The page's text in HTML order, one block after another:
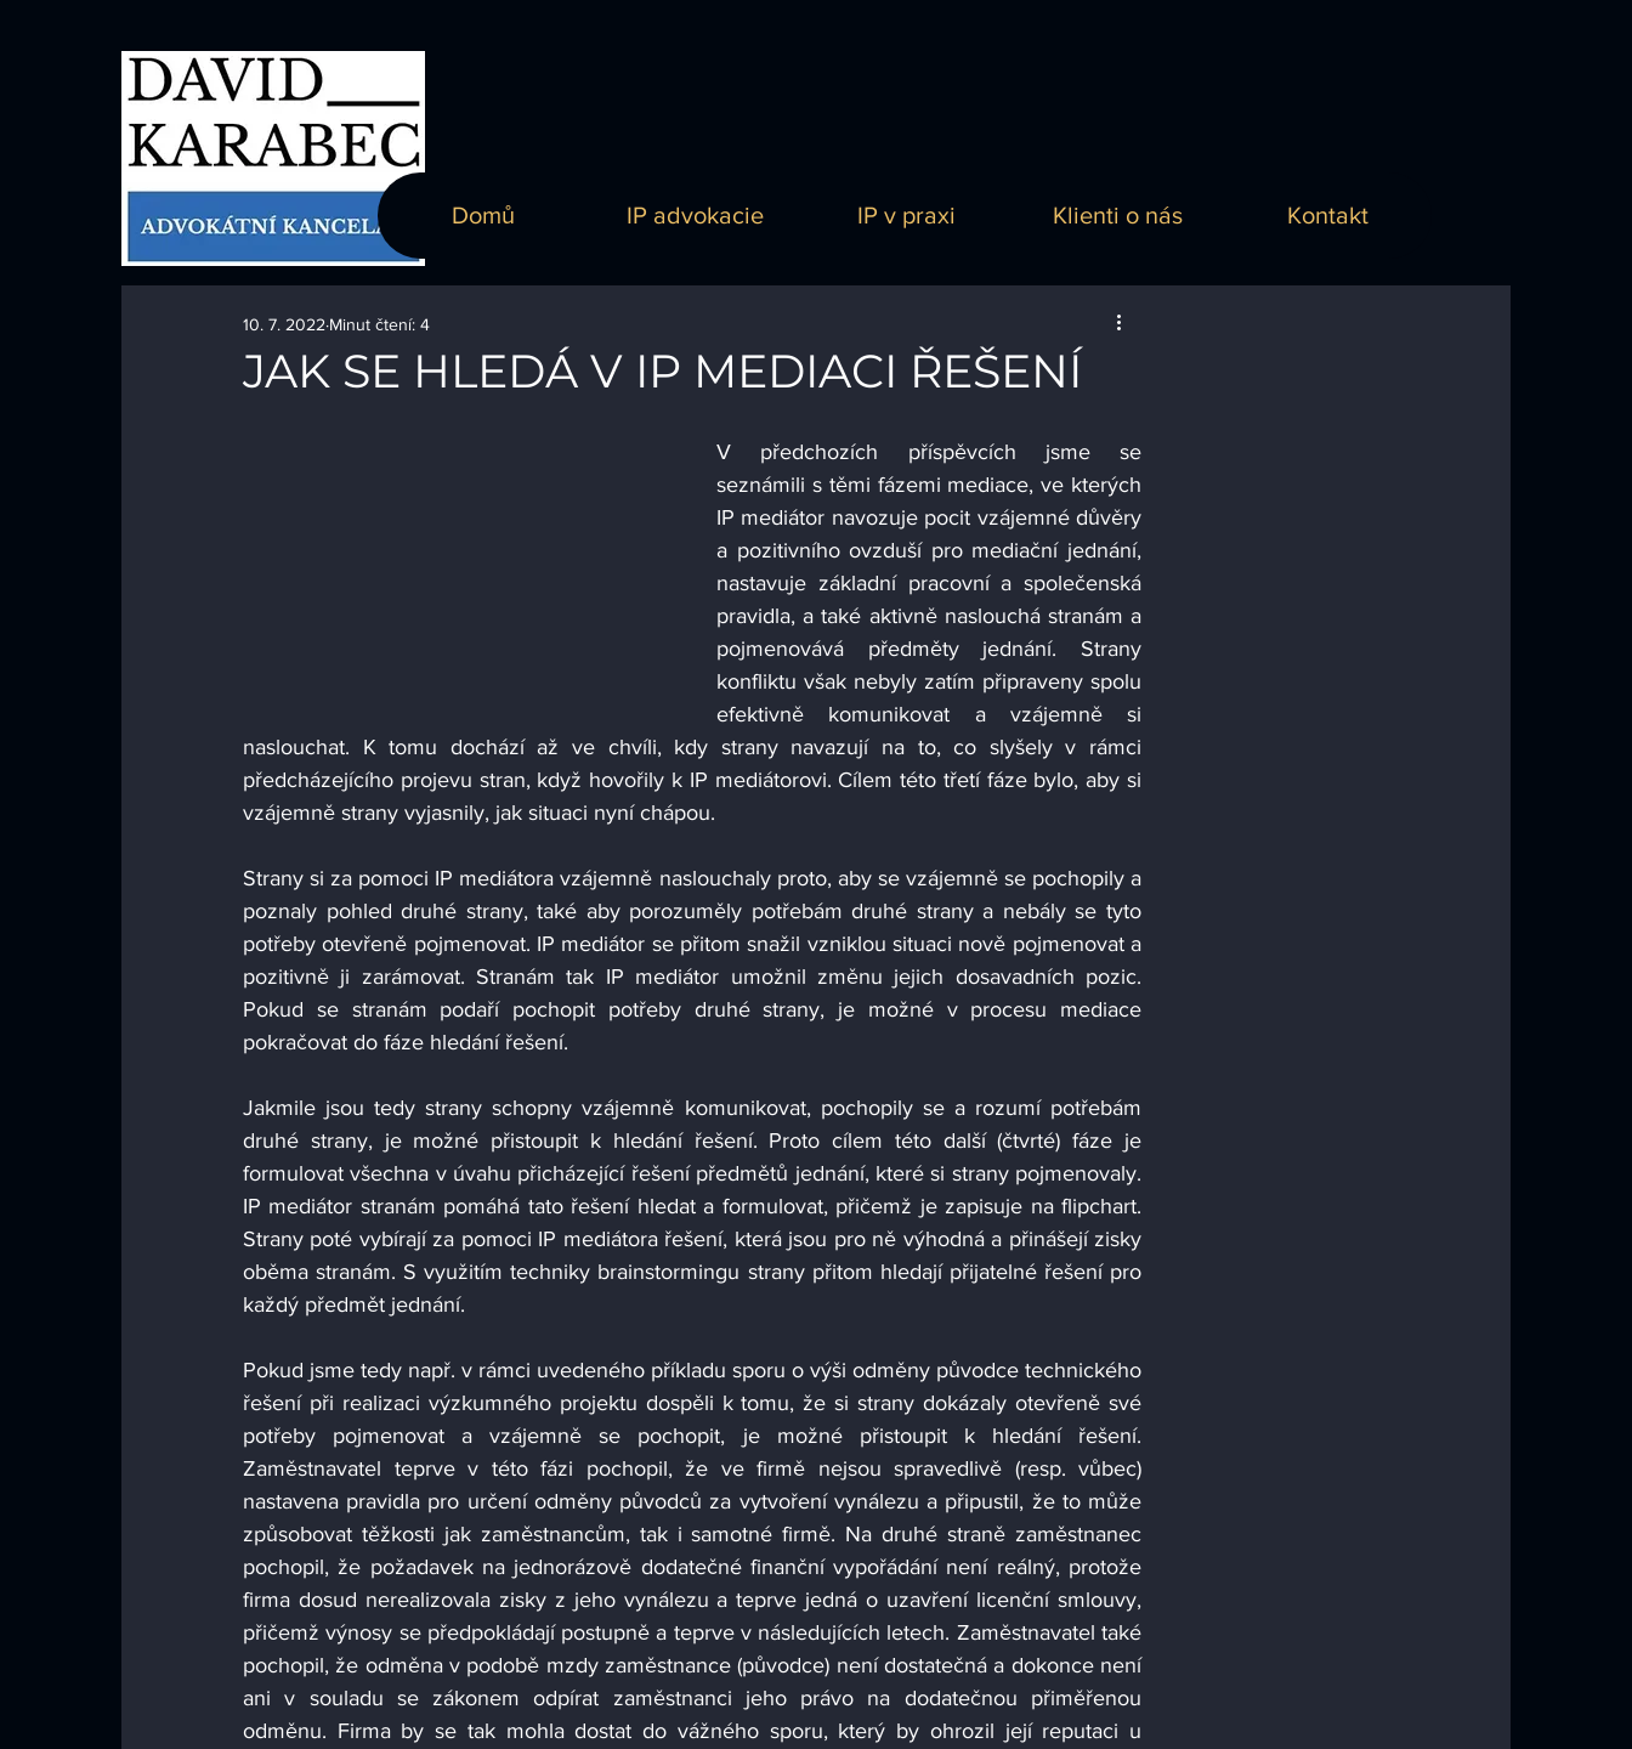
Domů IP advokacie IP v praxi Klienti o nás Kontakt
JAK SE HLEDÁ V IP MEDIACI ŘEŠENÍ
10. 7. 2022 Minut čtení: 4
V předchozích příspěvcích jsme se
seznámili s těmi fázemi mediace, ve kterých
IP mediátor navozuje pocit vzájemné důvěry
a pozitivního ovzduší pro mediační jednání,
nastavuje základní pracovní a společenská
pravidla, a také aktivně naslouchá stranám a
pojmenovává předměty jednání. Strany
konfliktu však nebyly zatím připraveny spolu
efektivně komunikovat a vzájemně si
naslouchat. K tomu dochází až ve chvíli, kdy strany navazují na to, co slyšely v rámci
předcházejícího projevu stran, když hovořily k IP mediátorovi. Cílem této třetí fáze bylo, aby si
vzájemně strany vyjasnily, jak situaci nyní chápou.
Strany si za pomoci IP mediátora vzájemně naslouchaly proto, aby se vzájemně se pochopily a
poznaly pohled druhé strany, také aby porozuměly potřebám druhé strany a nebály se tyto
potřeby otevřeně pojmenovat. IP mediátor se přitom snažil vzniklou situaci nově pojmenovat a
pozitivně ji zarámovat. Stranám tak IP mediátor umožnil změnu jejich dosavadních pozic.
Pokud se stranám podaří pochopit potřeby druhé strany, je možné v procesu mediace
pokračovat do fáze hledání řešení.
Jakmile jsou tedy strany schopny vzájemně komunikovat, pochopily se a rozumí potřebám
druhé strany, je možné přistoupit k hledání řešení. Proto cílem této další (čtvrté) fáze je
formulovat všechna v úvahu přicházející řešení předmětů jednání, které si strany pojmenovaly.
IP mediátor stranám pomáhá tato řešení hledat a formulovat, přičemž je zapisuje na flipchart.
Strany poté vybírají za pomoci IP mediátora řešení, která jsou pro ně výhodná a přinášejí zisky
oběma stranám. S využitím techniky brainstormingu strany přitom hledají přijatelné řešení pro
každý předmět jednání.
Pokud jsme tedy např. v rámci uvedeného příkladu sporu o výši odměny původce technického
řešení při realizaci výzkumného projektu dospěli k tomu, že si strany dokázaly otevřeně své
potřeby pojmenovat a vzájemně se pochopit, je možné přistoupit k hledání řešení.
Zaměstnavatel teprve v této fázi pochopil, že ve firmě nejsou spravedlivě (resp. vůbec)
nastavena pravidla pro určení odměny původců za vytvoření vynálezu a připustil, že to může
způsobovat těžkosti jak zaměstnancům, tak i samotné firmě. Na druhé straně zaměstnanec
pochopil, že požadavek na jednorázově dodatečné finanční vypořádání není reálný, protože
firma dosud nerealizovala zisky z jeho vynálezu a teprve jedná o uzavření licenční smlouvy,
přičemž výnosy se předpokládají postupně a teprve v následujících letech. Zaměstnavatel také
pochopil, že odměna v podobě mzdy zaměstnance (původce) není dostatečná a dokonce není
ani v souladu se zákonem odpírat zaměstnanci jeho právo na dodatečnou přiměřenou
odměnu. Firma by se tak mohla dostat do vážného sporu, který by ohrozil její reputaci u